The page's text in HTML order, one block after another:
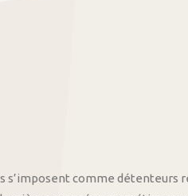
s’imposent comme détenteurs